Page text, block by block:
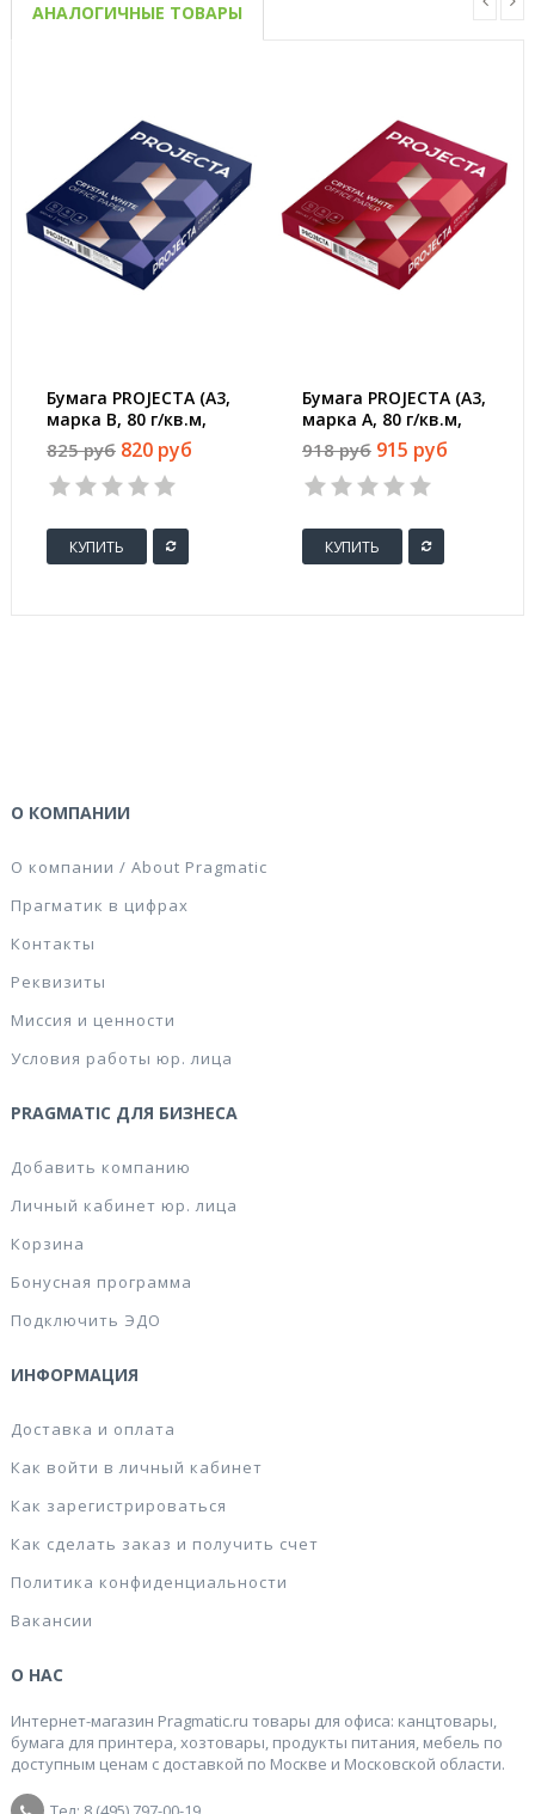
АНАЛОГИЧНЫЕ ТОВАРЫ
Бумага PROJECTA (А3,
марка В, 80 г/кв.м,
500 л)
825 руб 820 руб
КУПИТЬ
Бумага PROJECTA (А3,
марка А, 80 г/кв.м,
500 л)
918 руб 915 руб
КУПИТЬ
О КОМПАНИИ
О компании / About Pragmatic
Прагматик в цифрах
Контакты
Реквизиты
Миссия и ценности
Условия работы юр. лица
PRAGMATIC ДЛЯ БИЗНЕСА
Добавить компанию
Личный кабинет юр. лица
Корзина
Бонусная программа
Подключить ЭДО
ИНФОРМАЦИЯ
Доставка и оплата
Как войти в личный кабинет
Как зарегистрироваться
Как сделать заказ и получить счет
Политика конфиденциальности
Вакансии
О НАС
Интернет-магазин Pragmatic.ru товары для офиса: канцтовары,
бумага для принтера, хозтовары, продукты питания, мебель по
доступным ценам с доставкой по Москве и Московской области.